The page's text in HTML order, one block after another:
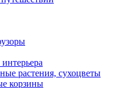
растения, сухоцветы
корзины